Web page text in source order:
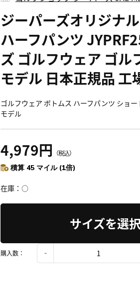
ジーパーズオリジナ
ハーフパンツ
ズ ゴルフウェア ゴル
モデル 日本正規品 工
ゴルフウェア ボトムス ハーフパンツ ショ
モデル
4,979円 （税込）
積算 45 マイル (1倍)
在庫 ○
サイズを選択
購入数：